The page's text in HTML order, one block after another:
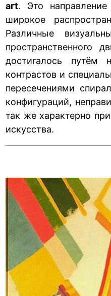
aгt. Это
широкое
Различные
пространственного
достигалось путём
контрастов и
пересечениями
конфигураций,
так же характерно
искусства.